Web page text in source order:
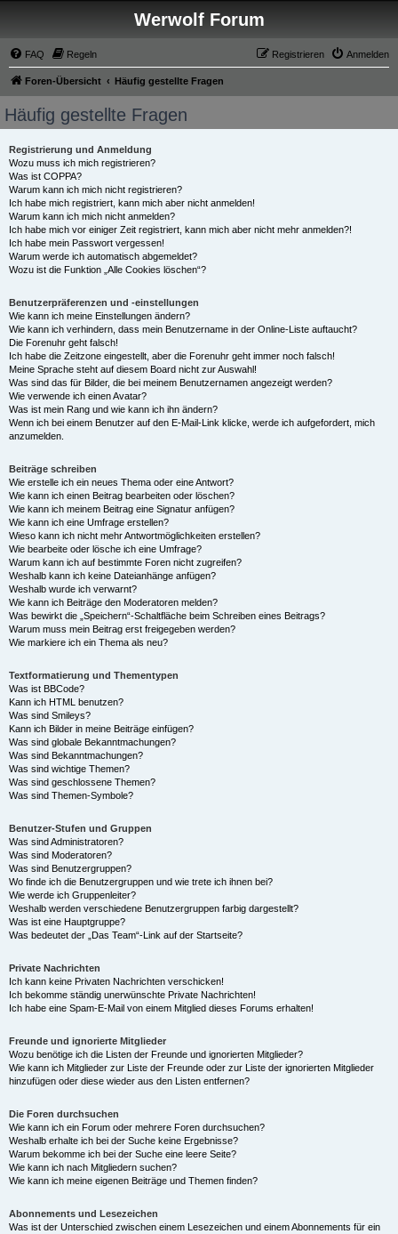
Werwolf Forum
FAQ Regeln Anmelden
Registrieren
Foren-Übersicht Häufig gestellte Fragen
Häufig gestellte Fragen
Registrierung und Anmeldung
Wozu muss ich mich registrieren?
Was ist COPPA?
Warum kann ich mich nicht registrieren?
Ich habe mich registriert, kann mich aber nicht anmelden!
Warum kann ich mich nicht anmelden?
Ich habe mich vor einiger Zeit registriert, kann mich aber nicht mehr anmelden?!
Ich habe mein Passwort vergessen!
Warum werde ich automatisch abgemeldet?
Wozu ist die Funktion „Alle Cookies löschen“?
Benutzerpräferenzen und -einstellungen
Wie kann ich meine Einstellungen ändern?
Wie kann ich verhindern, dass mein Benutzername in der Online-Liste auftaucht?
Die Forenuhr geht falsch!
Ich habe die Zeitzone eingestellt, aber die Forenuhr geht immer noch falsch!
Meine Sprache steht auf diesem Board nicht zur Auswahl!
Was sind das für Bilder, die bei meinem Benutzernamen angezeigt werden?
Wie verwende ich einen Avatar?
Was ist mein Rang und wie kann ich ihn ändern?
Wenn ich bei einem Benutzer auf den E-Mail-Link klicke, werde ich aufgefordert, mich
anzumelden.
Beiträge schreiben
Wie erstelle ich ein neues Thema oder eine Antwort?
Wie kann ich einen Beitrag bearbeiten oder löschen?
Wie kann ich meinem Beitrag eine Signatur anfügen?
Wie kann ich eine Umfrage erstellen?
Wieso kann ich nicht mehr Antwortmöglichkeiten erstellen?
Wie bearbeite oder lösche ich eine Umfrage?
Warum kann ich auf bestimmte Foren nicht zugreifen?
Weshalb kann ich keine Dateianhänge anfügen?
Weshalb wurde ich verwarnt?
Wie kann ich Beiträge den Moderatoren melden?
Was bewirkt die „Speichern“-Schaltfläche beim Schreiben eines Beitrags?
Warum muss mein Beitrag erst freigegeben werden?
Wie markiere ich ein Thema als neu?
Textformatierung und Thementypen
Was ist BBCode?
Kann ich HTML benutzen?
Was sind Smileys?
Kann ich Bilder in meine Beiträge einfügen?
Was sind globale Bekanntmachungen?
Was sind Bekanntmachungen?
Was sind wichtige Themen?
Was sind geschlossene Themen?
Was sind Themen-Symbole?
Benutzer-Stufen und Gruppen
Was sind Administratoren?
Was sind Moderatoren?
Was sind Benutzergruppen?
Wo finde ich die Benutzergruppen und wie trete ich ihnen bei?
Wie werde ich Gruppenleiter?
Weshalb werden verschiedene Benutzergruppen farbig dargestellt?
Was ist eine Hauptgruppe?
Was bedeutet der „Das Team“-Link auf der Startseite?
Private Nachrichten
Ich kann keine Privaten Nachrichten verschicken!
Ich bekomme ständig unerwünschte Private Nachrichten!
Ich habe eine Spam-E-Mail von einem Mitglied dieses Forums erhalten!
Freunde und ignorierte Mitglieder
Wozu benötige ich die Listen der Freunde und ignorierten Mitglieder?
Wie kann ich Mitglieder zur Liste der Freunde oder zur Liste der ignorierten Mitglieder
hinzufügen oder diese wieder aus den Listen entfernen?
Die Foren durchsuchen
Wie kann ich ein Forum oder mehrere Foren durchsuchen?
Weshalb erhalte ich bei der Suche keine Ergebnisse?
Warum bekomme ich bei der Suche eine leere Seite?
Wie kann ich nach Mitgliedern suchen?
Wie kann ich meine eigenen Beiträge und Themen finden?
Abonnements und Lesezeichen
Was ist der Unterschied zwischen einem Lesezeichen und einem Abonnements für ein